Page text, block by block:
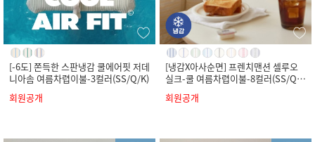
[-6도] 쫀득한 스판냉감 쿨에어핏 저데
니아솜 여름차렵이불-3컬러(SS/Q/K)
회원공개
[냉감X아사순면] 프렌치맨션 셀루오
실크-쿨 여름차렵이불-8컬러(SS/Q/
회원공개